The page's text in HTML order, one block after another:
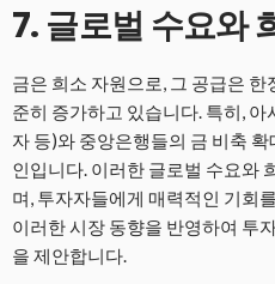
7. 글로벌 수요와
금은 희소 자원으로, 그 공급은
준히 증가하고 있습니다. 특히,
자 등)와 중앙은행들의 금 비축
인입니다. 이러한 글로벌 수요와
며, 투자자들에게 매력적인 기회
이러한 시장 동향을 반영하여 투
을 제안합니다.